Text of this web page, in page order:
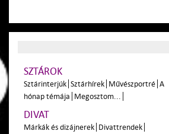
SZTÁROK
Sztárinterjúk Sztárhírek Művészportré A
hónap témája Megosztom...
DIVAT
Márkák és dizájnerek Divattrendek